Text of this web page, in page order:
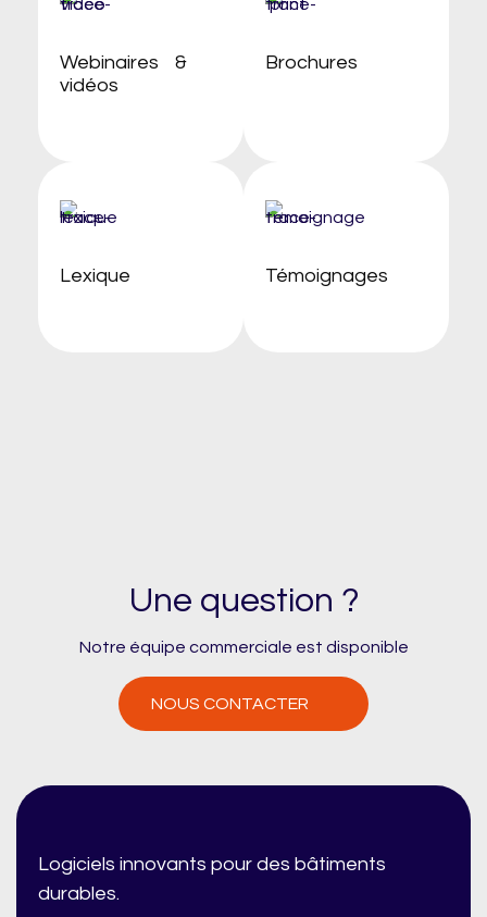
Webinaires &
vidéos
Brochures
Lexique Témoignages
Une question ?
Notre équipe commerciale est disponible
NOUS CONTACTER
Logiciels innovants pour des bâtiments
durables.